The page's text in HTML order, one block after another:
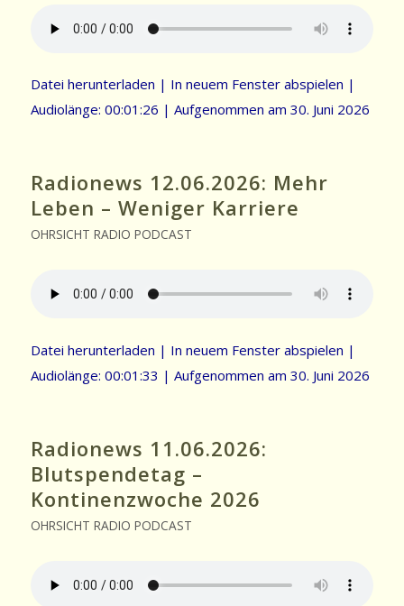
Datei herunterladen | In neuem Fenster abspielen |
Audiolänge: 00:01:26 | Aufgenommen am 30. Juni 2026
Radionews 12.06.2026: Mehr
Leben – Weniger Karriere
OHRSICHT RADIO PODCAST
Datei herunterladen | In neuem Fenster abspielen |
Audiolänge: 00:01:33 | Aufgenommen am 30. Juni 2026
Radionews 11.06.2026:
Blutspendetag –
Kontinenzwoche 2026
OHRSICHT RADIO PODCAST